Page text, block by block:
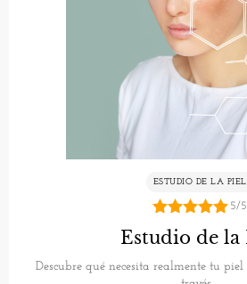
ESTUDIO DE LA PIEL
5.00
de 5
5/5
Estudio de la
Descubre qué necesita realmente tu